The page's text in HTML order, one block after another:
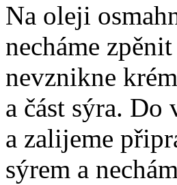
Na oleji
necháme
nevznikne
a část sýra.
a zalijeme
sýrem a